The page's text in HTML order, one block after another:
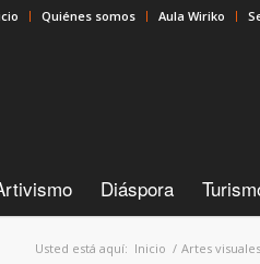
Quiénes somos Aula Wiriko
Diáspora
Usted está aquí: Inicio / Artes visuales